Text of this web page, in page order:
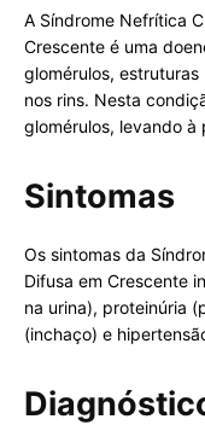
A Síndrome Nefrítica
Crescente é uma
glomérulos,
nos rins. Nesta
glomérulos, levando
Sintomas
Os sintomas da
Difusa em Crescente
na urina), proteinúria
(inchaço) e